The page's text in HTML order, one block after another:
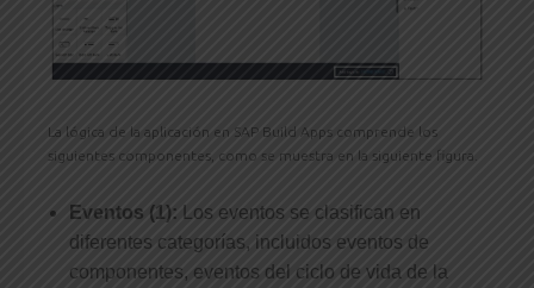
La lógica de la aplicación en SAP Build Apps comprende los
siguientes componentes, como se muestra en la siguiente figura.
Eventos (1):
Los eventos se clasifican en
diferentes categorías, incluidos eventos de
componentes, eventos del ciclo de vida de la